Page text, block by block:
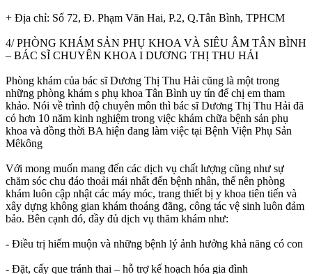
+ Địa chỉ: Số 72, Đ. Phạm Văn Hai, P.2, Q.Tân Bình, TPHCM
4/ PHÒNG KHÁM SẢN PHỤ KHOA VÀ SIÊU ÂM TÂN BÌNH
– BÁC SĨ CHUYÊN KHOA I DƯƠNG THỊ THU HẢI
Phòng khám của bác sĩ Dương Thị Thu Hải cũng là một trong
những phòng khám s phụ khoa Tân Bình uy tín để chị em tham
khảo. Nói về trình độ chuyên môn thì bác sĩ Dương Thị Thu Hải đã
có hơn 10 năm kinh nghiệm trong việc khám chữa bệnh sản phụ
khoa và đồng thời BA hiện đang làm việc tại Bệnh Viện Phụ Sản
Mêkông
Với mong muốn mang đến các dịch vụ chất lượng cũng như sự
chăm sóc chu đáo thoải mái nhất đến bệnh nhân, thế nên phòng
khám luôn cập nhật các máy móc, trang thiết bị y khoa tiên tiến và
xây dựng không gian khám thoáng đãng, công tác vệ sinh luôn đảm
bảo. Bên cạnh đó, đầy đủ dịch vụ thăm khám như:
- Điều trị hiếm muộn và những bệnh lý ảnh hưởng khả năng có con
- Đặt, cấy que tránh thai – hỗ trợ kế hoạch hóa gia đình